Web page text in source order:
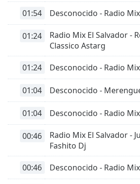
01:54 Desconocido - Radio
01:24
Radio Mix El Salvador -
Classico Astarg
01:24 Desconocido - Radio
01:04 Desconocido -
01:04 Desconocido - Radio
00:46
Radio Mix El Salvador -
Fashito Dj
00:46 Desconocido - Radio